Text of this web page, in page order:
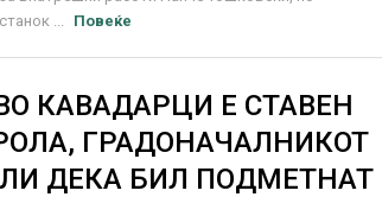
...
Повеќе
КАВАДАРЦИ Е СТАВЕН
ГРАДОНАЧАЛНИКОТ
ДЕКА БИЛ ПОДМЕТНАТ